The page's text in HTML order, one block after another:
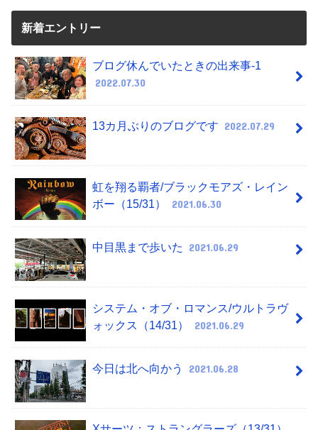
新着エントリー
ブログ休んでいたときの出来事-1
2022.07.30
13カ月ぶりのブログです 2022.07.29
虹を翔る覇者/ブラックモアズ・レイン
ボー（15/31）
2021.06.30
中目黒まで歩いた 2021.06.29
システム・オブ・ロマンス/ウルトラヴ
ォックス（14/31）
2021.06.29
今日は北へ向かう 2021.06.28